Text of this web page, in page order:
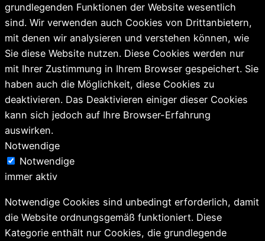
grundlegenden Funktionen der Website wesentlich
sind. Wir verwenden auch Cookies von Drittanbietern,
mit denen wir analysieren und verstehen können, wie
Sie diese Website nutzen. Diese Cookies werden nur
mit Ihrer Zustimmung in Ihrem Browser gespeichert. Sie
haben auch die Möglichkeit, diese Cookies zu
deaktivieren. Das Deaktivieren einiger dieser Cookies
kann sich jedoch auf Ihre Browser-Erfahrung
auswirken.
Notwendige
Notwendige
immer aktiv
Notwendige Cookies sind unbedingt erforderlich, damit
die Website ordnungsgemäß funktioniert. Diese
Kategorie enthält nur Cookies, die grundlegende